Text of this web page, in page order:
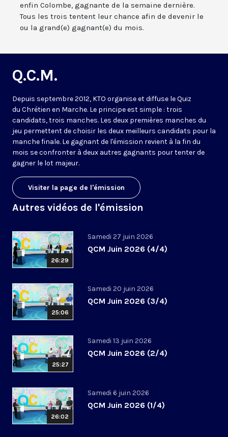
enfin Colombe, gagnante de la semaine dernière.
Tous les trois tentent leur chance afin de devenir le
ou la grand(e) gagnant(e) du mois.
Q.C.M.
Depuis septembre 2012, KTO organise et diffuse le Quiz
du Chrétien en Marche. Le principe est simple : trois
candidats, trois manches. Les deux premières manches du
jeu permettent de choisir les deux meilleurs candidats pour la
manche finale. Le gagnant de l'émission revient à la fin du
mois se confronter à deux autres gagnants pour tenter de
gagner le lot majeur.
Visiter la page de l'émission
Autres vidéos de l'émission
26:29
Samedi 27 juin 2026
QCM Juin 2026 (4/4)
25:06
Samedi 20 juin 2026
QCM Juin 2026 (3/4)
25:27
Samedi 13 juin 2026
QCM Juin 2026 (2/4)
26:02
Samedi 6 juin 2026
QCM Juin 2026 (1/4)